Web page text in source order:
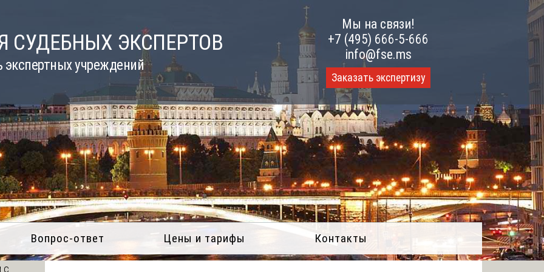
СУДЕБНЫХ ЭКСПЕРТОВ
экспертных учреждений
Мы на связи!
+7 (495) 666-5-666
info@fse.ms
Заказать экспертизу
Вопрос-ответ Цены и тарифы Контакты
с